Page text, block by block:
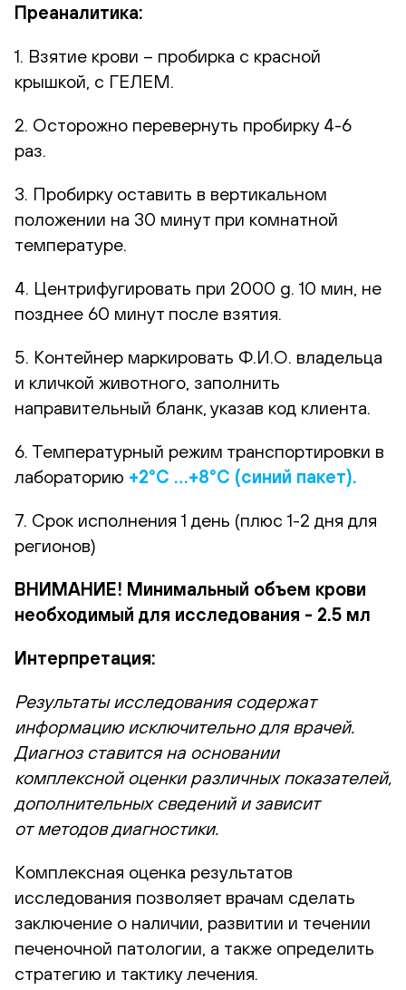
Преаналитика:
1. Взятие крови – пробирка с красной
крышкой, с ГЕЛЕМ.
2. Осторожно перевернуть пробирку 4-6
раз.
3. Пробирку оставить в вертикальном
положении на 30 минут при комнатной
температуре.
4. Центрифугировать при 2000 g. 10 мин, не
позднее 60 минут после взятия.
5. Контейнер маркировать Ф.И.О. владельца
и кличкой животного, заполнить
направительный бланк, указав код клиента.
6. Температурный режим транспортировки в
лабораторию +2°С …+8°С (синий пакет).
7. Срок исполнения 1 день (плюс 1-2 дня для
регионов)
ВНИМАНИЕ! Минимальный объем крови
необходимый для исследования - 2.5 мл
Интерпретация:
Результаты исследования содержат
информацию исключительно для врачей.
Диагноз ставится на основании
комплексной оценки различных показателей,
дополнительных сведений и зависит
от методов диагностики.
Комплексная оценка результатов
исследования позволяет врачам сделать
заключение о наличии, развитии и течении
печеночной патологии, а также определить
стратегию и тактику лечения.